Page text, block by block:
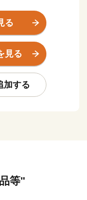
る農村歌舞伎舞台な
ます。
、日本におけるオ
オリーブオイルな
る
見る
加する
等"